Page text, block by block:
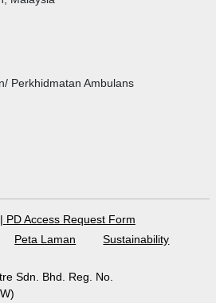
Perkhidmatan Ambulans
| PD Access Request Form
Peta Laman Sustainability
Sdn. Bhd. Reg. No.